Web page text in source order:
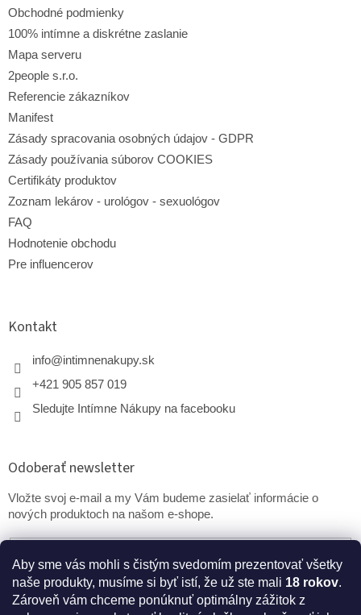
Aby sme vás mohli s čistým svedomím prezentovať všetky
naše produkty, musíme si byť istí, že už ste mali 18 rokov.
Zároveň vám chceme ponúknuť optimálny zážitok z
Obchodné podmienky
100% intímne a diskrétne zaslanie
Mapa serveru
2people s.r.o.
Referencie zákazníkov
Manifest
Zásady spracovania osobných údajov - GDPR
Zásady používania súborov COOKIES
Certifikáty produktov
Zoznam lekárov - urológov - sexuológov
FAQ
Hodnotenie obchodu
Pre influencerov
Kontakt
info@intimnenakupy.sk
+421 905 857 019
Sledujte Intímne Nákupy na facebooku
Odoberať newsletter
Vložte svoj e-mail a my Vám budeme zasielať informácie o
nových produktoch na našom e-shope.
PRIHLÁSIŤ SA